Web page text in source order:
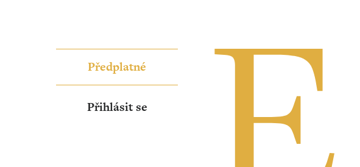
Předplatné
Přihlásit se